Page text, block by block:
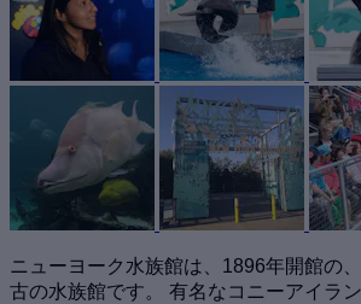
ニューヨーク水族館は、1896年開館の
古の水族館です。 有名なコニーアイラ